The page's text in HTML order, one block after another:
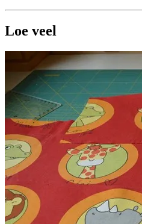
Loe veel